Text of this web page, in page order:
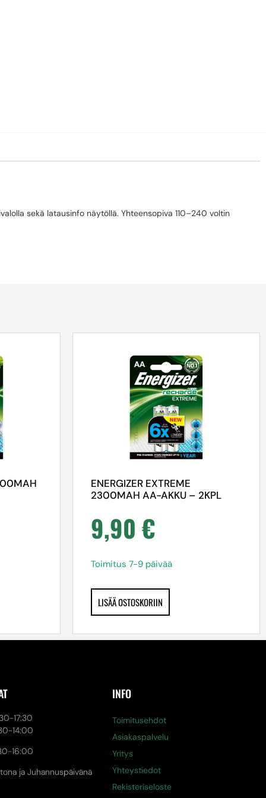
sekä latausinfo näytöllä. Yhteensopiva 110–240 voltin
ENERGIZER EXTREME
2300MAH AA-AKKU – 2KPL
9,90 €
Toimitus 7-9 päivää
LISÄÄ OSTOSKORIIN
17:30
14:00
16:00
ja Juhannuspäivänä
INFO
Toimitusehdot
Asiakaspalvelu
Yritys
Yhteystiedot
Rekisteriseloste